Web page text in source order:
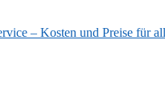
– Kosten und Preise für